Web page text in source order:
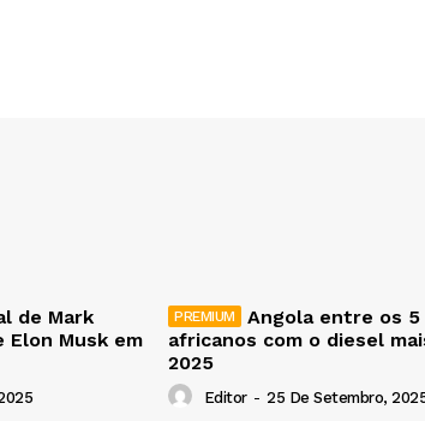
de Mark
Elon Musk em
Angola entre os 5
africanos com o diesel
2025
Editor - 25 De Setembro,